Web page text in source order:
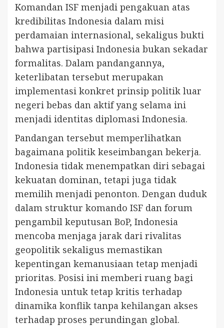
Komandan ISF menjadi pengakuan atas
kredibilitas Indonesia dalam misi
perdamaian internasional, sekaligus bukti
bahwa partisipasi Indonesia bukan sekadar
formalitas. Dalam pandangannya,
keterlibatan tersebut merupakan
implementasi konkret prinsip politik luar
negeri bebas dan aktif yang selama ini
menjadi identitas diplomasi Indonesia.
Pandangan tersebut memperlihatkan
bagaimana politik keseimbangan bekerja.
Indonesia tidak menempatkan diri sebagai
kekuatan dominan, tetapi juga tidak
memilih menjadi penonton. Dengan duduk
dalam struktur komando ISF dan forum
pengambil keputusan BoP, Indonesia
mencoba menjaga jarak dari rivalitas
geopolitik sekaligus memastikan
kepentingan kemanusiaan tetap menjadi
prioritas. Posisi ini memberi ruang bagi
Indonesia untuk tetap kritis terhadap
dinamika konflik tanpa kehilangan akses
terhadap proses perundingan global.